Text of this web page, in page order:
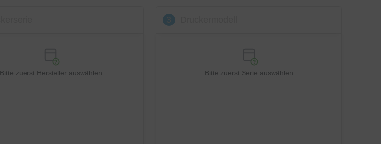
Bitte zuerst Hersteller auswählen Bitte zuerst Serie auswählen